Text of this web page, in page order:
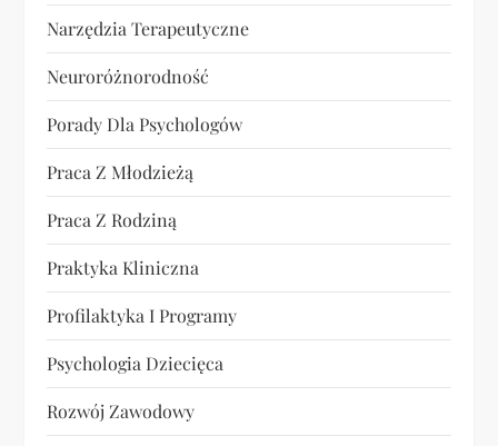
Narzędzia Terapeutyczne
Neuroróżnorodność
Porady Dla Psychologów
Praca Z Młodzieżą
Praca Z Rodziną
Praktyka Kliniczna
Profilaktyka I Programy
Psychologia Dziecięca
Rozwój Zawodowy